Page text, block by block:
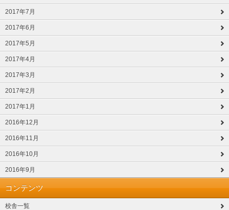
2017年7月
2017年6月
2017年5月
2017年4月
2017年3月
2017年2月
2017年1月
2016年12月
2016年11月
2016年10月
2016年9月
コンテンツ
校舎一覧